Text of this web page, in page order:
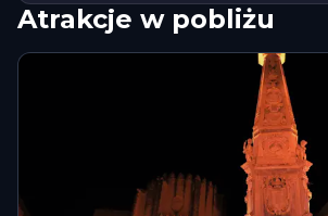
Atrakcje w pobliżu